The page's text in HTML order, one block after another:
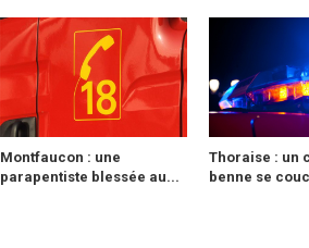
Montfaucon : une
parapentiste blessée au...
Thoraise : un
benne se